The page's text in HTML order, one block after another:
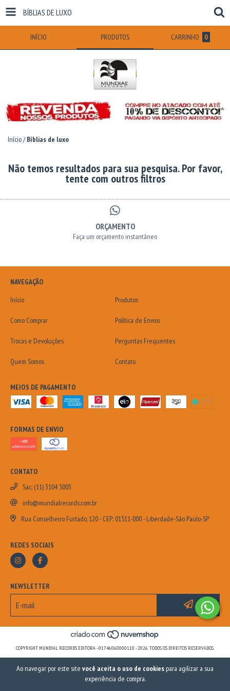
BÍBLIAS DE LUXO
INÍCIO PRODUTOS CARRINHO 0
Ao navegar por este site você aceita o uso de cookies para agilizar a sua
experiência de compra.
Início/ Bíblias de luxo
Não temos resultados para sua pesquisa. Por favor,
tente com outros filtros
ORÇAMENTO
Faça um orçamento instantâneo
NAVEGAÇÃO
Início
Produtos
Como Comprar Política de Envios
Trocas e Devoluções Perguntas Frequentes
Quem Somos Contato
MEIOS DE PAGAMENTO
FORMAS DE ENVIO
CONTATO
Sac: (11) 3104 5003
info@mundialrecords.com.br
Rua Conselheiro Furtado, 120 - CEP: 01511-000 - Liberdade-São Paulo-SP
REDES SOCIAIS
NEWSLETTER
COPYRIGHT MUNDIAL RECORDS EDITORA - 01746060000110 - 2026. TODOS OS DIREITOS RESERVADOS.